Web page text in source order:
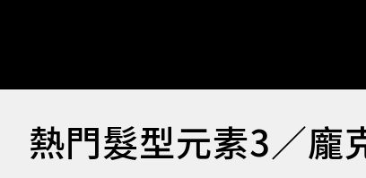
熱門髮型元素3／龐